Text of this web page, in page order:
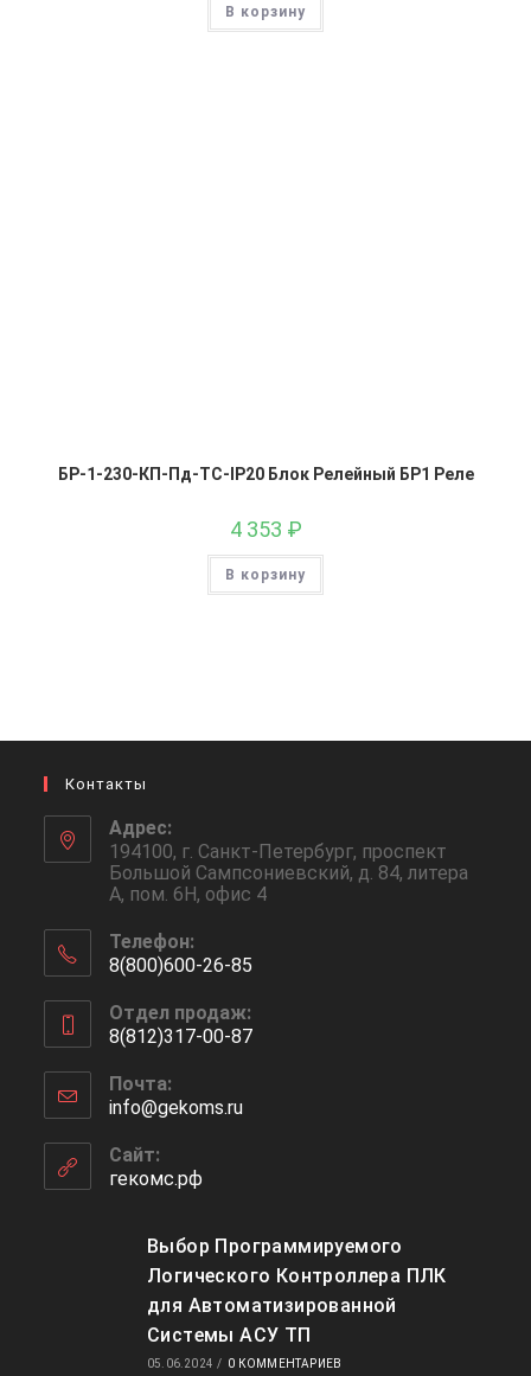
В корзину
БР-1-230-КП-Пд-ТС-IP20 Блок Релейный БР1 Реле
4 353 ₽
В корзину
Контакты
Адрес:
194100, г. Санкт-Петербург, проспект
Большой Сампсониевский, д. 84, литера
А, пом. 6Н, офис 4
Телефон:
8(800)600-26-85
в
вашем
приложении
Отдел продаж:
8(812)317-00-87
в
вашем
приложении
Почта:
info@gekoms.ruОткроется
Сайт:
гекомс.рф
Выбор Программируемого
Логического Контроллера ПЛК
для Автоматизированной
Системы АСУ ТП
05.06.2024 / 0 КОММЕНТАРИЕВ